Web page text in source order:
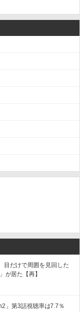
目だけで周囲を見回した
が居た【再】
」第3話視聴率は7.7％